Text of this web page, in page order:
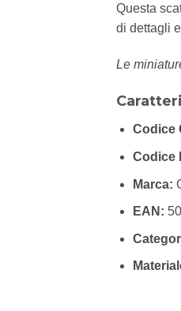
Questa
di dettagli
Le
Codice
Codice
Marca:
EAN: